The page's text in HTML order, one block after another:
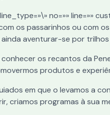
no=»» line=»»
os passarinhos ou com
aventurar-se por
os recantos da
produtos e
em que o levamos a
criamos programas à sua